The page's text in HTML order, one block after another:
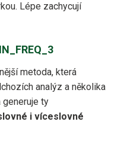
Lépe zachycují
metoda, která
analýz a několika
generuje ty
i víceslovné